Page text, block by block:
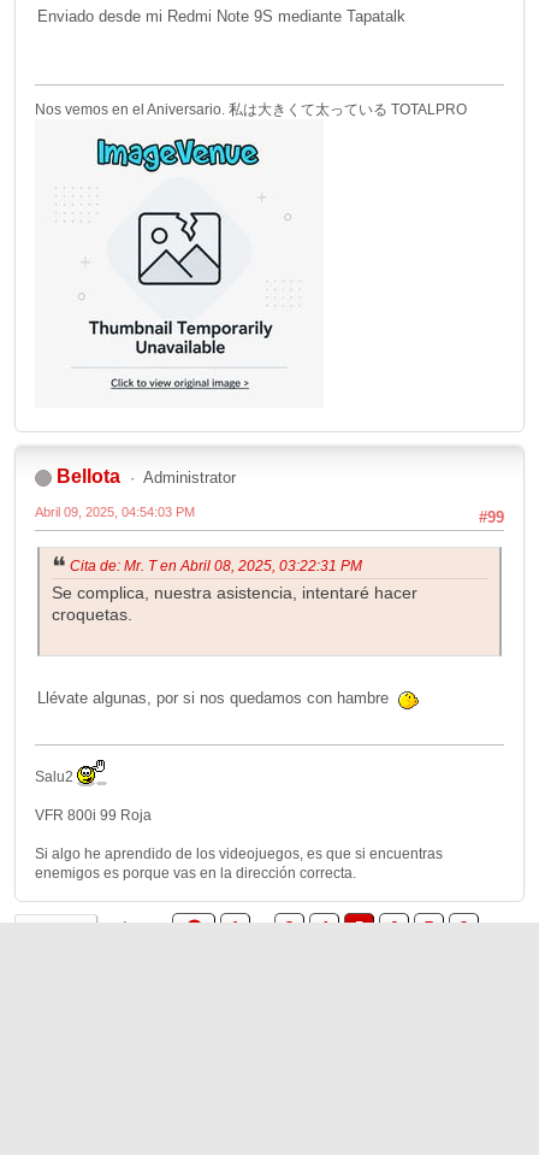
Enviado desde mi Redmi Note 9S mediante Tapatalk
Nos vemos en el Aniversario. 私は大きくて太っている TOTALPRO
Bellota Administrator
#99
Abril 09, 2025, 04:54:03 PM
Cita de: Mr. T en Abril 08, 2025, 03:22:31 PM
Se complica, nuestra asistencia, intentaré hacer
croquetas.
Llévate algunas, por si nos quedamos con hambre
Salu2
VFR 800i 99 Roja
Si algo he aprendido de los videojuegos, es que si encuentras
enemigos es porque vas en la dirección correcta.
1 ... 3 4 5 6 7 8